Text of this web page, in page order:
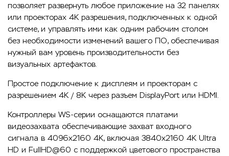
позволяет развернуть любое приложение на 32 панелях
или проекторах 4K разрешения, подключенных к одной
системе, и управлять ими как одним рабочим столом
без необходимости изменений вашего ПО, обеспечивая
нужный вам уровень производительности без
визуальных артефактов.
Простое подключение к дисплеям и проекторам с
разрешением 4K / 8K через разъем DisplayPort или HDMI.
Контроллеры WS-серии оснащаются платами
видеозахвата обеспечивающие захват входного
сигнала в 4096x2160 4K, включая 3840x2160 4K Ultra
HD и FullHD@60 с поддержкой цветового пространства